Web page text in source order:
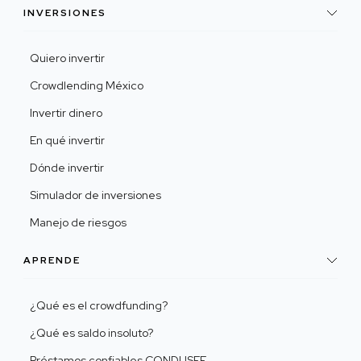
INVERSIONES
Quiero invertir
Crowdlending México
Invertir dinero
En qué invertir
Dónde invertir
Simulador de inversiones
Manejo de riesgos
APRENDE
¿Qué es el crowdfunding?
¿Qué es saldo insoluto?